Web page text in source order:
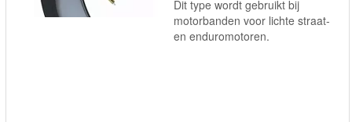
Dit type wordt gebruikt bij
motorbanden voor lichte straat-
en enduromotoren.